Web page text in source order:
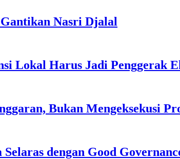
Nasri Djalal
Lokal Harus Jadi Penggerak
Bukan Mengeksekusi
dengan Good